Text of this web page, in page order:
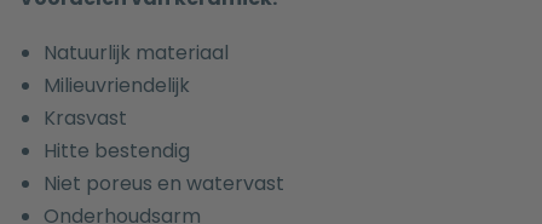
Natuurlijk materiaal
Milieuvriendelijk
Krasvast
Hitte bestendig
Niet poreus en watervast
Onderhoudsarm